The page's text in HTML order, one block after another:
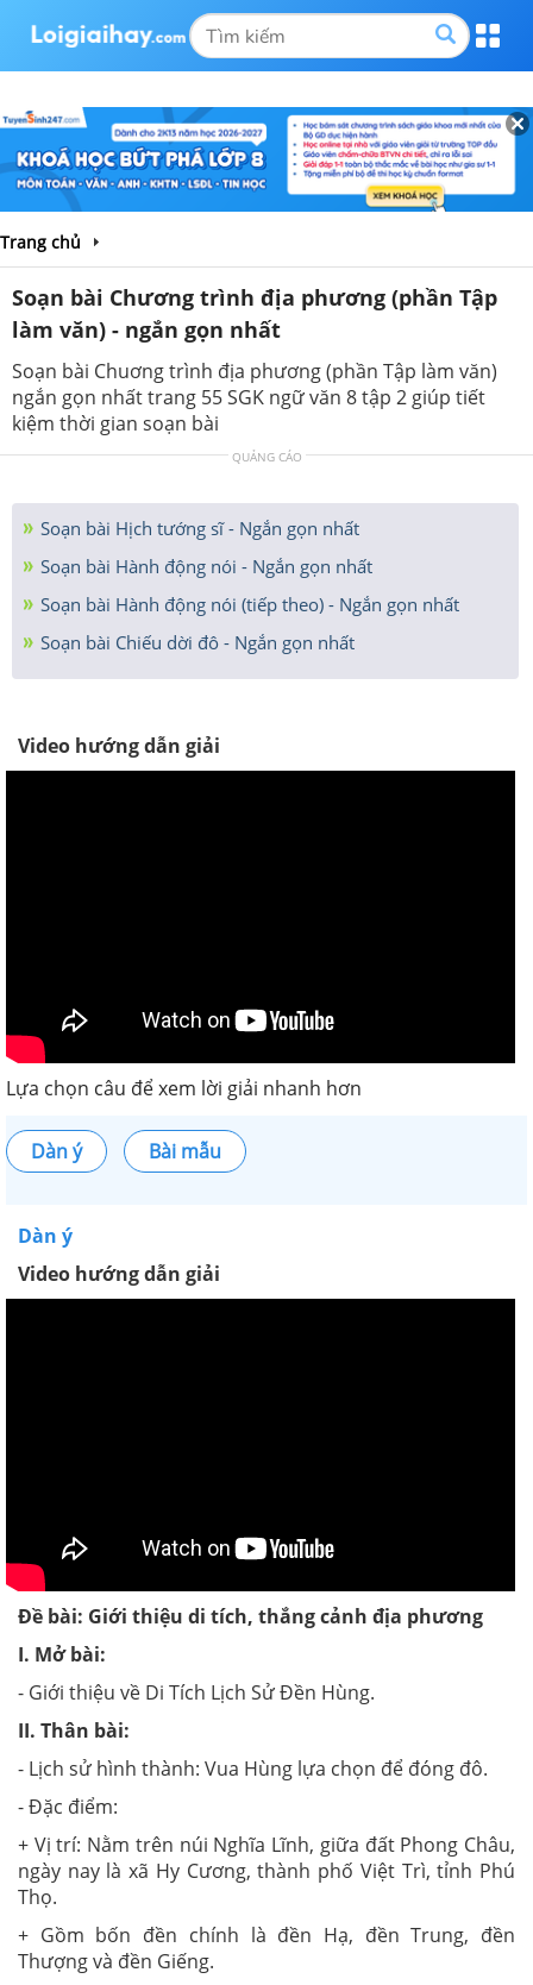
Trang chủ
Soạn bài Chương trình địa phương (phần Tập
làm văn) - ngắn gọn nhất
Soạn bài Chuơng trình địa phương (phần Tập làm văn)
ngắn gọn nhất trang 55 SGK ngữ văn 8 tập 2 giúp tiết
kiệm thời gian soạn bài
QUẢNG CÁO
Soạn bài Hịch tướng sĩ - Ngắn gọn nhất
Soạn bài Hành động nói - Ngắn gọn nhất
Soạn bài Hành động nói (tiếp theo) - Ngắn gọn nhất
Soạn bài Chiếu dời đô - Ngắn gọn nhất
Video hướng dẫn giải
Lựa chọn câu để xem lời giải nhanh hơn
Dàn ý Bài mẫu
Dàn ý
Video hướng dẫn giải
Đề bài: Giới thiệu di tích, thắng cảnh địa phương
I. Mở bài:
- Giới thiệu về Di Tích Lịch Sử Đền Hùng.
II. Thân bài:
- Lịch sử hình thành: Vua Hùng lựa chọn để đóng đô.
- Đặc điểm:
+ Vị trí: Nằm trên núi Nghĩa Lĩnh, giữa đất Phong Châu,
ngày nay là xã Hy Cương, thành phố Việt Trì, tỉnh Phú
Thọ.
+ Gồm bốn đền chính là đền Hạ, đền Trung, đền
Thượng và đền Giếng.